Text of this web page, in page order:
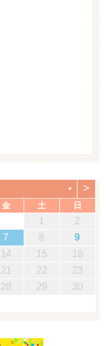
▼ >
金 土 日
1
2
7 8
9
14 15
16
21 22
23
28 29
30